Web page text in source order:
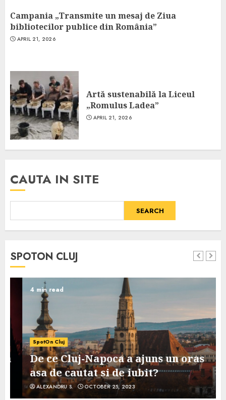
Campania „Transmite un mesaj de Ziua
bibliotecilor publice din România”
APRIL 21, 2026
Artă sustenabilă la Liceul
„Romulus Ladea”
APRIL 21, 2026
CAUTA IN SITE
SEARCH
SPOTON CLUJ
4 min read
SpotOn Cluj
De ce Cluj-Napoca a ajuns un oras
asa de cautat si de iubit?
ALEXANDRU S. OCTOBER 25, 2023